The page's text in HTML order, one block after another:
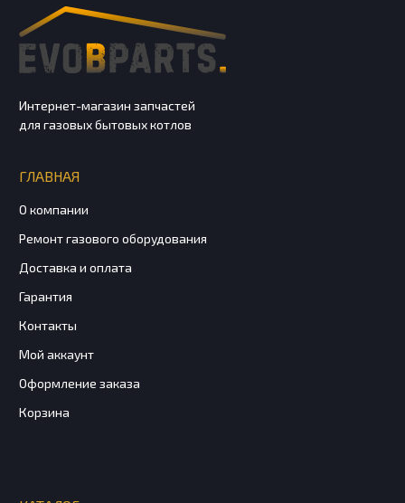
Интернет-магазин запчастей
для газовых бытовых котлов
ГЛАВНАЯ
О компании
Ремонт газового оборудования
Доставка и оплата
Гарантия
Контакты
Мой аккаунт
Оформление заказа
Корзина